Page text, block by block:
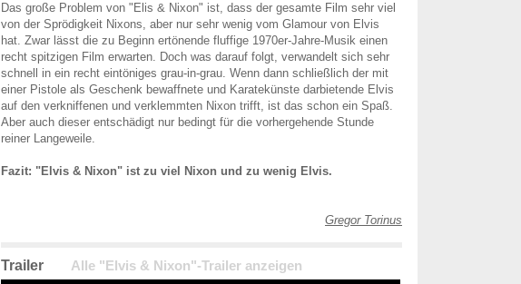
Das große Problem von "Elis & Nixon" ist, dass der gesamte Film sehr viel
von der Sprödigkeit Nixons, aber nur sehr wenig vom Glamour von Elvis
hat. Zwar lässt die zu Beginn ertönende fluffige 1970er-Jahre-Musik einen
recht spitzigen Film erwarten. Doch was darauf folgt, verwandelt sich sehr
schnell in ein recht eintöniges grau-in-grau. Wenn dann schließlich der mit
einer Pistole als Geschenk bewaffnete und Karatekünste darbietende Elvis
auf den verkniffenen und verklemmten Nixon trifft, ist das schon ein Spaß.
Aber auch dieser entschädigt nur bedingt für die vorhergehende Stunde
reiner Langeweile.
Fazit: "Elvis & Nixon" ist zu viel Nixon und zu wenig Elvis.
Gregor Torinus
Trailer Alle "Elvis & Nixon"-Trailer anzeigen